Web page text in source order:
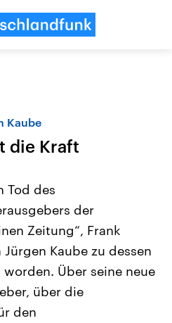
aus
USA
Aktuelle Beiträge,
Hintergründe
Wirtschaftlich und
gehören die Vereinigten
Kaube
die Kraft
Tod des
der
Zeitung“, Frank
Kaube zu dessen
Über seine neue
über die
den